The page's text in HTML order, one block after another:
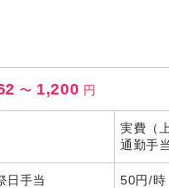
〜 1,200 円
実費（
通勤手
日手当 50円/時